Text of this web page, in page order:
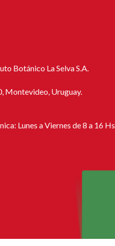
Botánico La Selva S.A.
Montevideo, Uruguay.
Lunes a Viernes de 8 a 16 Hs.